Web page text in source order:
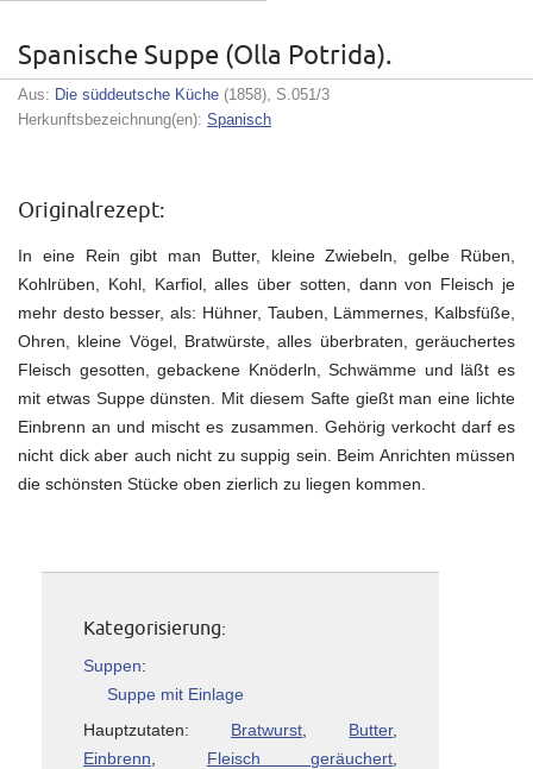
Spanische Suppe (Olla Potrida).
Aus: Die süddeutsche Küche (1858), S.051/3
Herkunftsbezeichnung(en): Spanisch
Originalrezept:
In eine Rein gibt man Butter, kleine Zwiebeln, gelbe Rüben,
Kohlrüben, Kohl, Karfiol, alles über sotten, dann von Fleisch je
mehr desto besser, als: Hühner, Tauben, Lämmernes, Kalbsfüße,
Ohren, kleine Vögel, Bratwürste, alles überbraten, geräuchertes
Fleisch gesotten, gebackene Knöderln, Schwämme und läßt es
mit etwas Suppe dünsten. Mit diesem Safte gießt man eine lichte
Einbrenn an und mischt es zusammen. Gehörig verkocht darf es
nicht dick aber auch nicht zu suppig sein. Beim Anrichten müssen
die schönsten Stücke oben zierlich zu liegen kommen.
Kategorisierung:
Suppen:
Suppe mit Einlage
Hauptzutaten: Bratwurst Butter,
Einbrenn
Fleisch geräuchert